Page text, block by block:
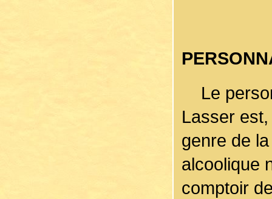
Le
Lasser
genre de
alcoolique
comptoir